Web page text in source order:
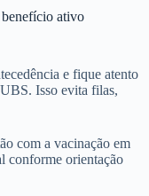
benefício ativo
e fique atento
Isso evita filas,
com a vacinação em
conforme orientação